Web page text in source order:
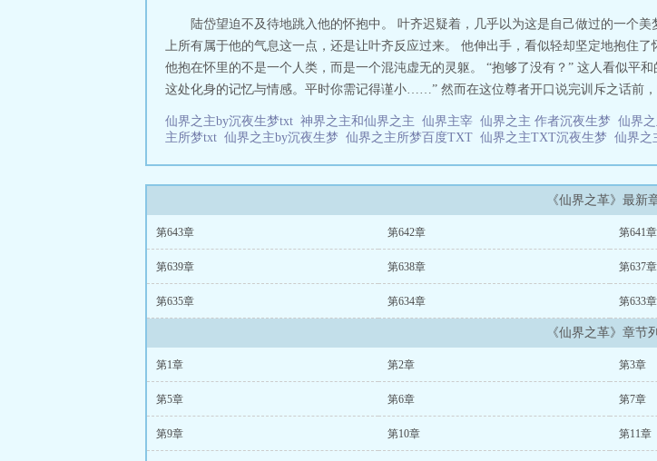
陆岱望迫不及待地跳入他的怀抱中。 叶齐迟疑着，几乎以为这是自己做过的一个
上所有属于他的气息这一点，还是让叶齐反应过来。 他伸出手，看似轻却坚定地抱住
他抱在怀里的不是一个人类，而是一个混沌虚无的灵躯。 “抱够了没有？” 这人看似平
这处化身的记忆与情感。平时你需记得谨小……” 然而在这位尊者开口说完训斥之话前
仙界之主by沉夜生梦txt 神界之主和仙界之主 仙界主宰 仙界之主 作者沉夜生梦 仙界
主所梦txt 仙界之主by沉夜生梦 仙界之主所梦百度TXT 仙界之主TXT沉夜生梦 仙界之
《仙界之革》最新
第643章 第642章 第641章
第639章 第638章 第637章
第635章 第634章 第633章
《仙界之革》章节
第1章 第2章 第3章
第5章 第6章 第7章
第9章 第10章 第11章